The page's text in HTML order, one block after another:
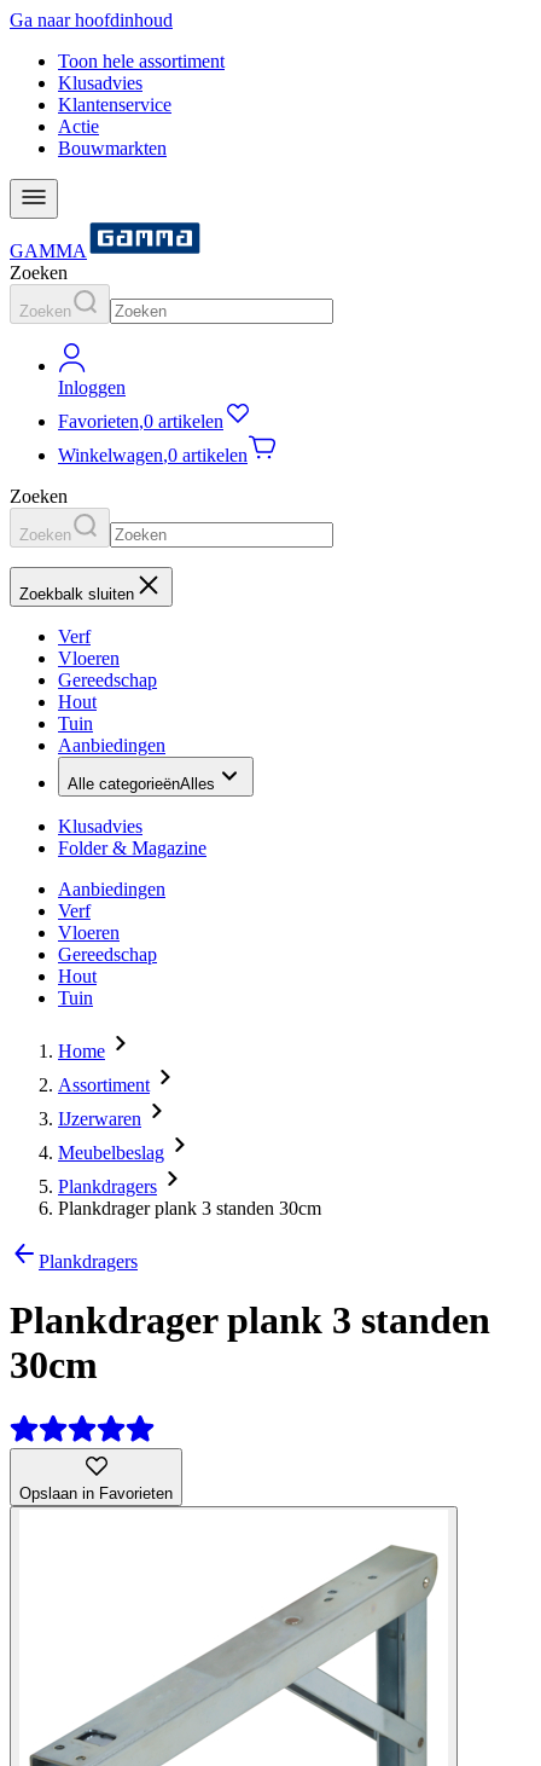
Ga naar hoofdinhoud
Toon hele assortiment
Klusadvies
Klantenservice
Actie
Bouwmarkten
GAMMA
Zoeken
Zoeken
Inloggen
Favorieten,0 artikelen
Winkelwagen,0 artikelen
Zoeken
Zoeken
Zoekbalk sluiten
Verf
Vloeren
Gereedschap
Hout
Tuin
Aanbiedingen
Alle categorieënAlles
Klusadvies
Folder & Magazine
Aanbiedingen
Verf
Vloeren
Gereedschap
Hout
Tuin
Home
Assortiment
IJzerwaren
Meubelbeslag
Plankdragers
Plankdrager plank 3 standen 30cm
Plankdragers
Plankdrager plank 3 standen
30cm
Opslaan in Favorieten